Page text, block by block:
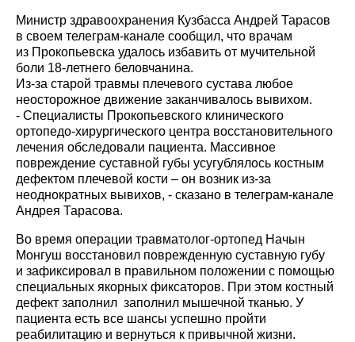
Министр здравоохранения Кузбасса Андрей Тарасов
в своем телеграм-канале сообщил, что врачам
из Прокопьевска удалось избавить от мучительной
боли 18-летнего беловчанина.
Из-за старой травмы плечевого сустава любое
неосторожное движение заканчивалось вывихом.
- Специалисты Прокопьевского клинического
ортопедо-хирургического центра восстановительного
лечения обследовали пациента. Массивное
повреждение суставной губы усугублялось костным
дефектом плечевой кости – он возник из-за
неоднократных вывихов, - сказано в телеграм-канале
Андрея Тарасова.
Во время операции травматолог-ортопед Начын
Монгуш восстановил поврежденную суставную губу
и зафиксировал в правильном положении с помощью
специальных якорных фиксаторов. При этом костный
дефект заполнил заполнил мышечной тканью. У
пациента есть все шансы успешно пройти
реабилитацию и вернуться к привычной жизни.